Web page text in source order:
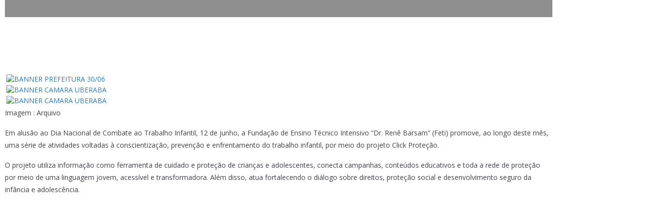
Imagem : Arquivo
Em alusão ao Dia Nacional de Combate ao Trabalho Infantil, 12 de junho, a Fundação de Ensino Técnico Intensivo “Dr. Renê Barsam” (Feti) promove, ao longo deste mês,
uma série de atividades voltadas à conscientização, prevenção e enfrentamento do trabalho infantil, por meio do projeto Click Proteção.
O projeto utiliza informação como ferramenta de cuidado e proteção de crianças e adolescentes, conecta campanhas, conteúdos educativos e toda a rede de proteção
por meio de uma linguagem jovem, acessível e transformadora. Além disso, atua fortalecendo o diálogo sobre direitos, proteção social e desenvolvimento seguro da
infância e adolescência.